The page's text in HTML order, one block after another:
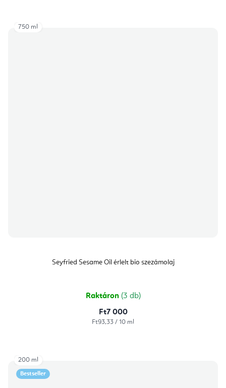
Seyfried Sesame Oil érlelt bio szezámolaj
Raktáron (3 db)
Ft7 000
Egységár:
Ft93,33 / 10 ml
750 ml
Bestseller
200 ml